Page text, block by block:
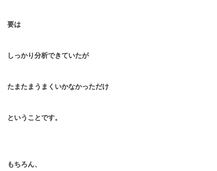
要は
しっかり分析できていたが
たまたまうまくいかなかっただけ
ということです。
もちろん、